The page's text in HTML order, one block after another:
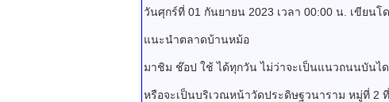
วันศุกร์ที่ 01 กันยายน 2023 เวลา 00:00 น. เขียนโ
แนะนำตลาดบ้านหม้อ
มาชิม ช๊อป ใช้ ได้ทุกวัน ไม่ว่าจะเป็นแนวถนนบันไ
หรือจะเป็นบริเวณหน้าวัดประดิษฐวนาราม หมู่ที่ 2